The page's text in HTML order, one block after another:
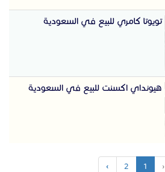
تويوتا كامري للبيع في السعودية
هيونداي اكسنت للبيع في السعودية
‹
1
2
›